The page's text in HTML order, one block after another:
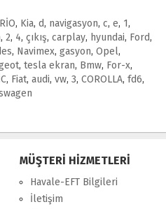
RİO, Kia, d, navigasyon, c, e, 1,
, 2, 4, çıkış, carplay, hyundai, Ford,
, Navimex, gasyon, Opel,
, tesla ekran, Bmw, For-x,
, Fiat, audi, vw, 3, COROLLA, fd6,
MÜŞTERİ HİZMETLERİ
Havale-EFT Bilgileri
İletişim